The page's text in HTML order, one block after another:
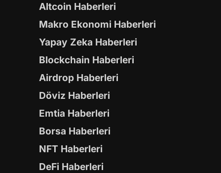
Altcoin Haberleri
Makro Ekonomi Haberleri
Yapay Zeka Haberleri
Blockchain Haberleri
Airdrop Haberleri
Döviz Haberleri
Emtia Haberleri
Borsa Haberleri
NFT Haberleri
DeFi Haberleri